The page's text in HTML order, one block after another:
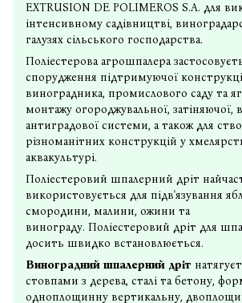
EXTRUSION DE POLIMEROS S.A. для
інтенсивному садівництві,
галузях сільського господарства.
Поліестерова агрошпалера
спорудження підтримуючої
виноградника, промислового саду та
монтажу огороджувальної, затіняючої,
антиградової системи, а також для
різноманітних конструкцій у
аквакультурі.
Поліестеровий шпалерний дріт
використовується для підв'язування
смородини, малини, ожини та
винограду. Поліестеровий дріт для
досить швидко встановлюється.
Виноградний шпалерний дріт
стовпами з дерева, сталі та бетону,
одноплощинну вертикальну,